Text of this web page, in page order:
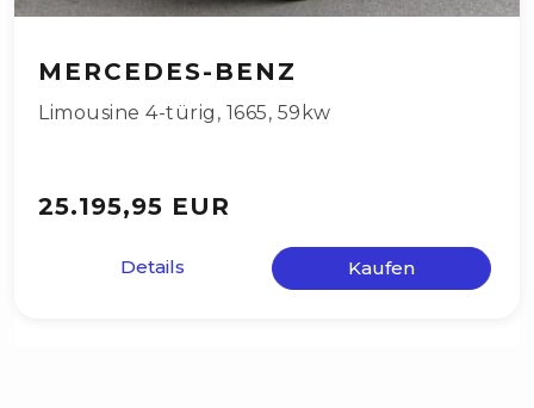
MERCEDES-BENZ
Limousine 4-türig , 1665, 59kw
25.195,95 EUR
Details Kaufen